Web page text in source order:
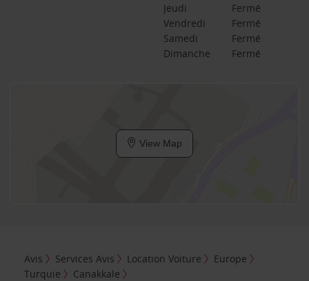
Jeudi
Fermé
Vendredi
Fermé
Samedi
Fermé
Dimanche
Fermé
View Map
Avis Services Avis Location Voiture
Europe
Turquie
Canakkale